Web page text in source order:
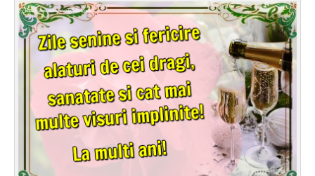
Felicitari muzicale
Felicitari muzicale personalizate
Felicitari animate
Invitatii personalizate